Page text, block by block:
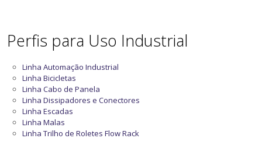
Perfis para Uso Industrial
Linha Automação Industrial
Linha Bicicletas
Linha Cabo de Panela
Linha Dissipadores e Conectores
Linha Escadas
Linha Malas
Linha Trilho de Roletes Flow Rack